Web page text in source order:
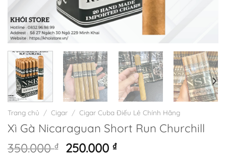
Trang chủ / Cigar / Cigar Cuba Điếu Lẻ Chính Hãng
Xì Gà Nicaraguan Short Run Churchill
350.000₫
Giá
250.000₫Giá